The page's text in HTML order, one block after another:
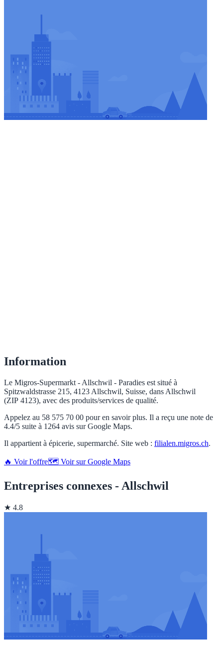
Information
Le Migros-Supermarkt - Allschwil - Paradies est situé à
Spitzwaldstrasse 215, 4123 Allschwil, Suisse, dans Allschwil
(ZIP 4123), avec des produits/services de qualité.
Appelez au 58 575 70 00 pour en savoir plus. Il a reçu une note de
4.4/5 suite à 1264 avis sur Google Maps.
Il appartient à épicerie, supermarché. Site web : filialen.migros.ch.
🔥 Voir l'offre🗺️ Voir sur Google Maps
Entreprises connexes - Allschwil
★ 4.8